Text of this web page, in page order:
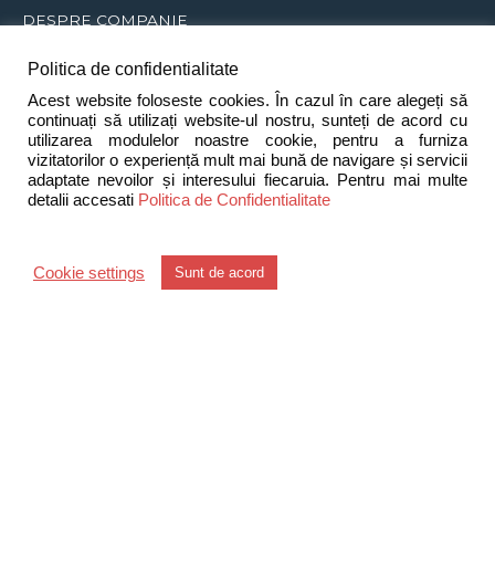
DESPRE COMPANIE
Sprinter 2000 SAeste o companie romaneasca din
Brasov infiintata in anul 1994 si specializata in activitatea de
distributie a bateriilor primare si reincarcabile, a sistemelor
electro-alimentare (acumulatori, incarcatoare, invertoare,
UPS-uri, generatoare), lanternelor profesionale (ATEX,
tactice, subacvatice), lanternelor hobby, mijloacelor de
game largi de produse pentru intretinerea autovehiculelor.
De asemenea, compania noastra produce corpuri de
Politica de confidentialitate
Acest website foloseste cookies. În cazul în care alegeți să
continuați să utilizați website-ul nostru, sunteți de acord cu
utilizarea modulelor noastre cookie, pentru a furniza
vizitatorilor o experiență mult mai bună de navigare și servicii
adaptate nevoilor și interesului fiecaruia. Pentru mai multe
detalii accesati Politica de Confidentialitate
Cookie settings Sunt de acord